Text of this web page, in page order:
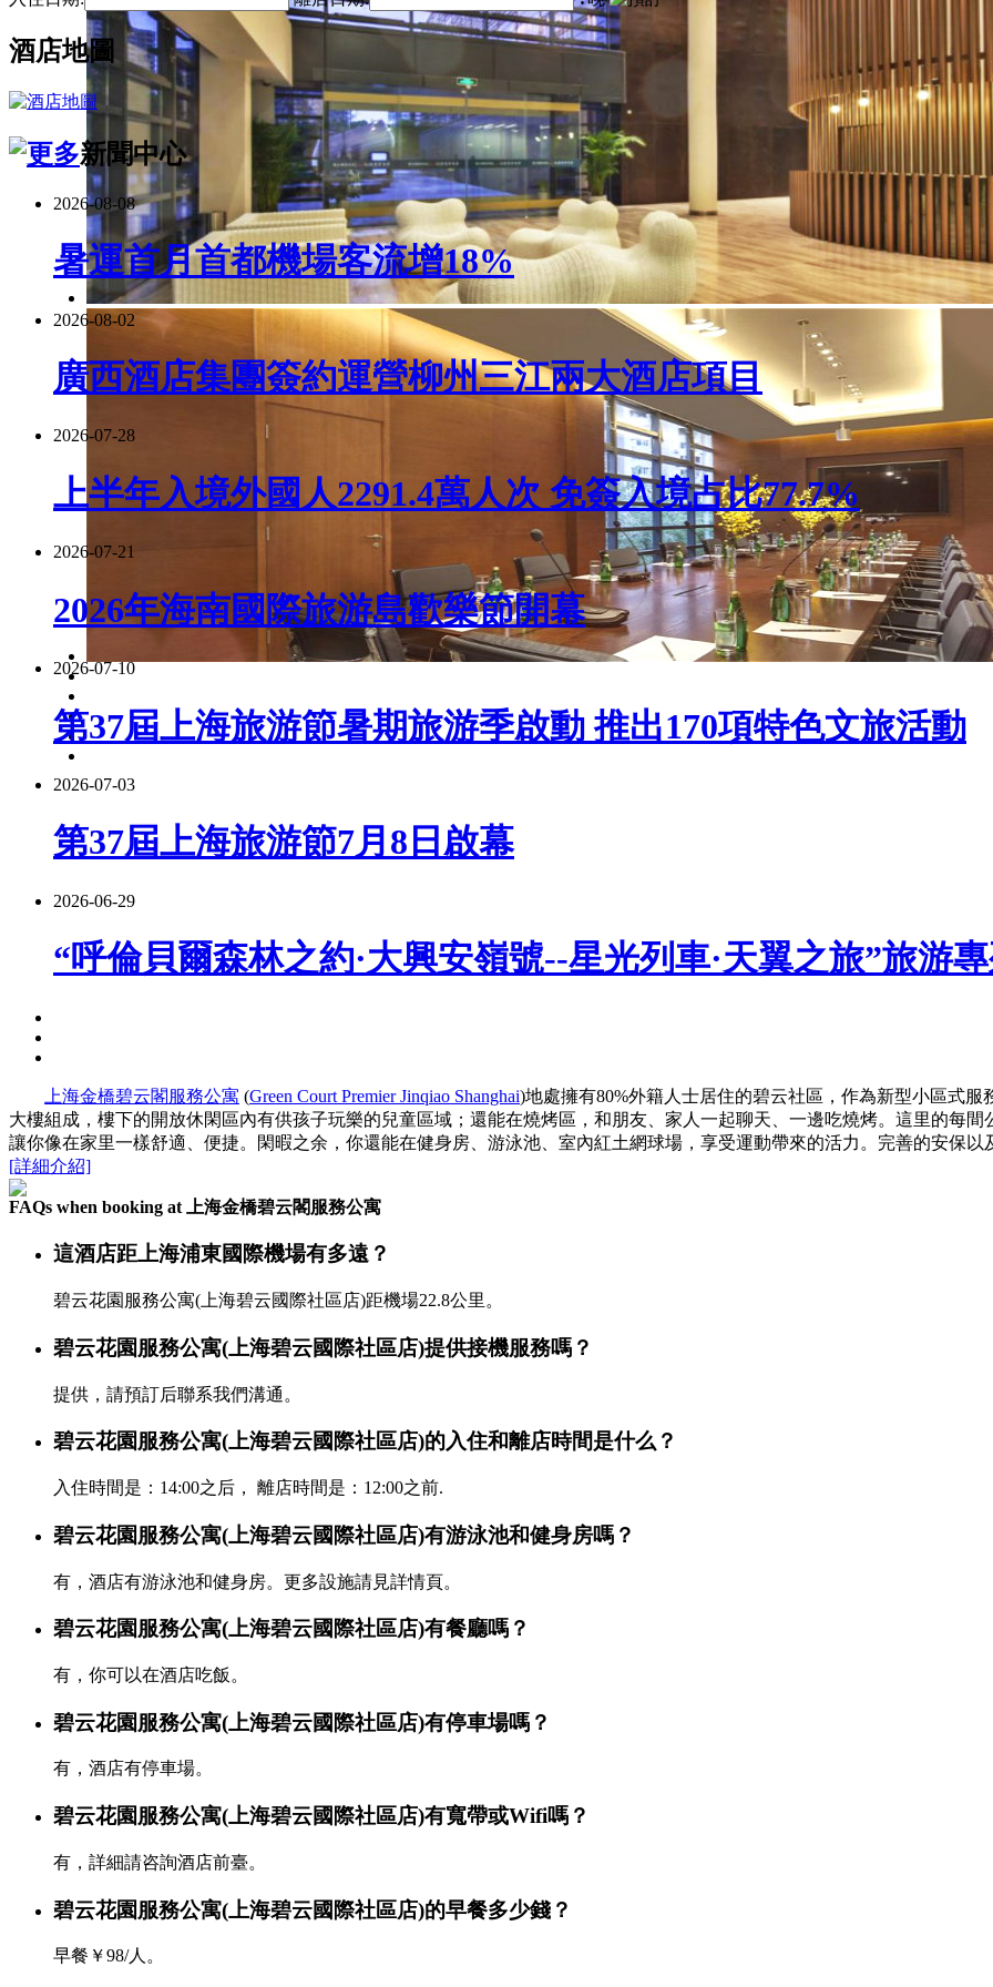
酒店地圖
新聞中心
2026-08-08
暑運首月首都機場客流增18%
2026-08-02
廣西酒店集團簽約運營柳州三江兩大酒店項目
2026-07-28
上半年入境外國人2291.4萬人次 免簽入境占比77.7%
2026-07-21
2026年海南國際旅游島歡樂節開幕
2026-07-10
第37屆上海旅游節暑期旅游季啟動 推出170項特色文旅活動
2026-07-03
第37屆上海旅游節7月8日啟幕
2026-06-29
“呼倫貝爾森林之約·大興安嶺號--星光列車·天翼之旅”旅游
上海金橋碧云閣服務公寓 (Green Court Premier Jinqiao Shanghai)地處擁有80%外籍人士居住的碧云社區，作為新型小區式
大樓組成，樓下的開放休閑區內有供孩子玩樂的兒童區域；還能在燒烤區，和朋友、家人一起聊天、一邊吃燒烤。這里的每
讓你像在家里一樣舒適、便捷。閑暇之余，你還能在健身房、游泳池、室內紅土網球場，享受運動帶來的活力。完善的安保
[詳細介紹]
FAQs when booking at 上海金橋碧云閣服務公寓
這酒店距上海浦東國際機場有多遠？
碧云花園服務公寓(上海碧云國際社區店)距機場22.8公里。
碧云花園服務公寓(上海碧云國際社區店)提供接機服務嗎？
提供，請預訂后聯系我們溝通。
碧云花園服務公寓(上海碧云國際社區店)的入住和離店時間是什么？
入住時間是：14:00之后， 離店時間是：12:00之前.
碧云花園服務公寓(上海碧云國際社區店)有游泳池和健身房嗎？
有，酒店有游泳池和健身房。更多設施請見詳情頁。
碧云花園服務公寓(上海碧云國際社區店)有餐廳嗎？
有，你可以在酒店吃飯。
碧云花園服務公寓(上海碧云國際社區店)有停車場嗎？
有，酒店有停車場。
碧云花園服務公寓(上海碧云國際社區店)有寬帶或Wifi嗎？
有，詳細請咨詢酒店前臺。
碧云花園服務公寓(上海碧云國際社區店)的早餐多少錢？
早餐￥98/人。